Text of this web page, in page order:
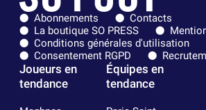
Abonnements
Contacts
La boutique SO PRESS
Conditions générales d'utilisation
Consentement RGPD
Joueurs en
tendance
Équipes en
tendance